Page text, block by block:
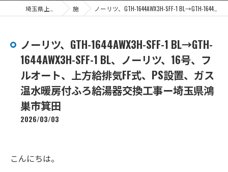
施工事例 ノーリツ、GTH-1644AWX3H-SFF-1 BL→GTH-1644AWX3H-SFF-1 BL、ノーリツ、16号、フルオート、上方給排気FF式、PS設置、ガス温水暖房付ふろ給湯器交換工事ー埼玉県鴻巣市箕田
ノーリツ、GTH-1644AWX3H-SFF-1 BL→GTH-
1644AWX3H-SFF-1 BL、ノーリツ、16号、フ
ルオート、上方給排気FF式、PS設置、ガス
温水暖房付ふろ給湯器交換工事ー埼玉県鴻
巣市箕田
2026/03/03
こんにちは。